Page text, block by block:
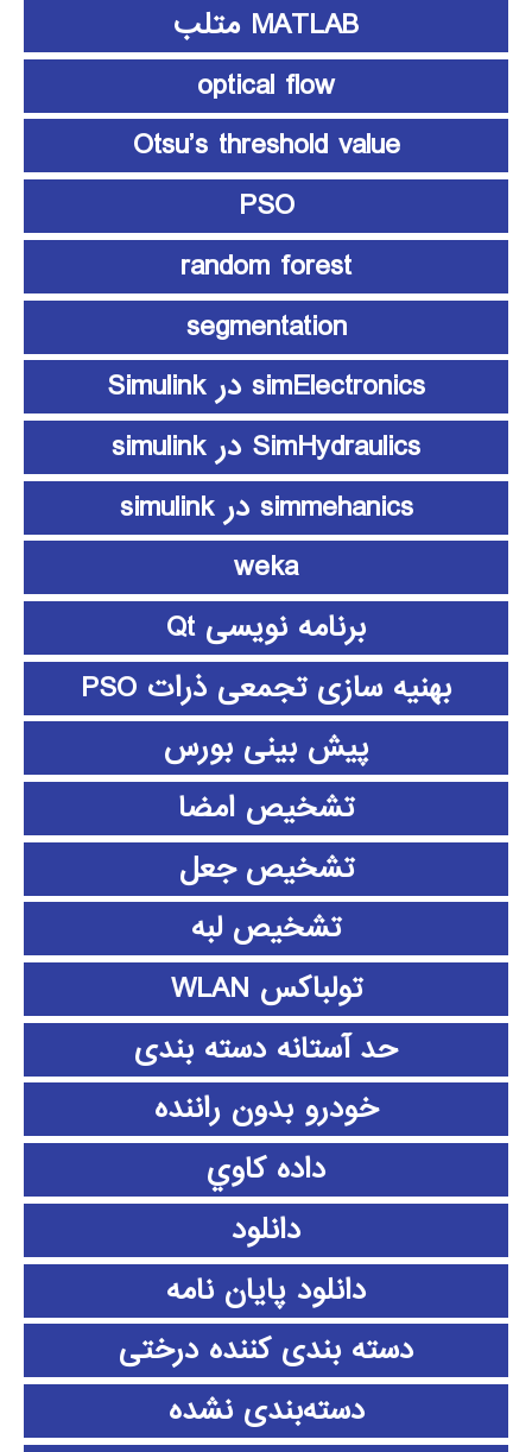
MATLAB متلب
optical flow
Otsu’s threshold value
PSO
random forest
segmentation
simElectronics در Simulink
SimHydraulics در simulink
simmehanics در simulink
weka
برنامه نویسی Qt
بهنیه سازی تجمعی ذرات PSO
پیش بینی بورس
تشخیص امضا
تشخیص جعل
تشخیص لبه
تولباکس WLAN
حد آستانه دسته بندی
خودرو بدون راننده
داده كاوي
دانلود
دانلود پايان نامه
دسته بندی کننده درختی
دسته‌بندی نشده